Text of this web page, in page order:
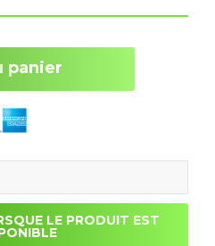
panier
LE PRODUIT EST